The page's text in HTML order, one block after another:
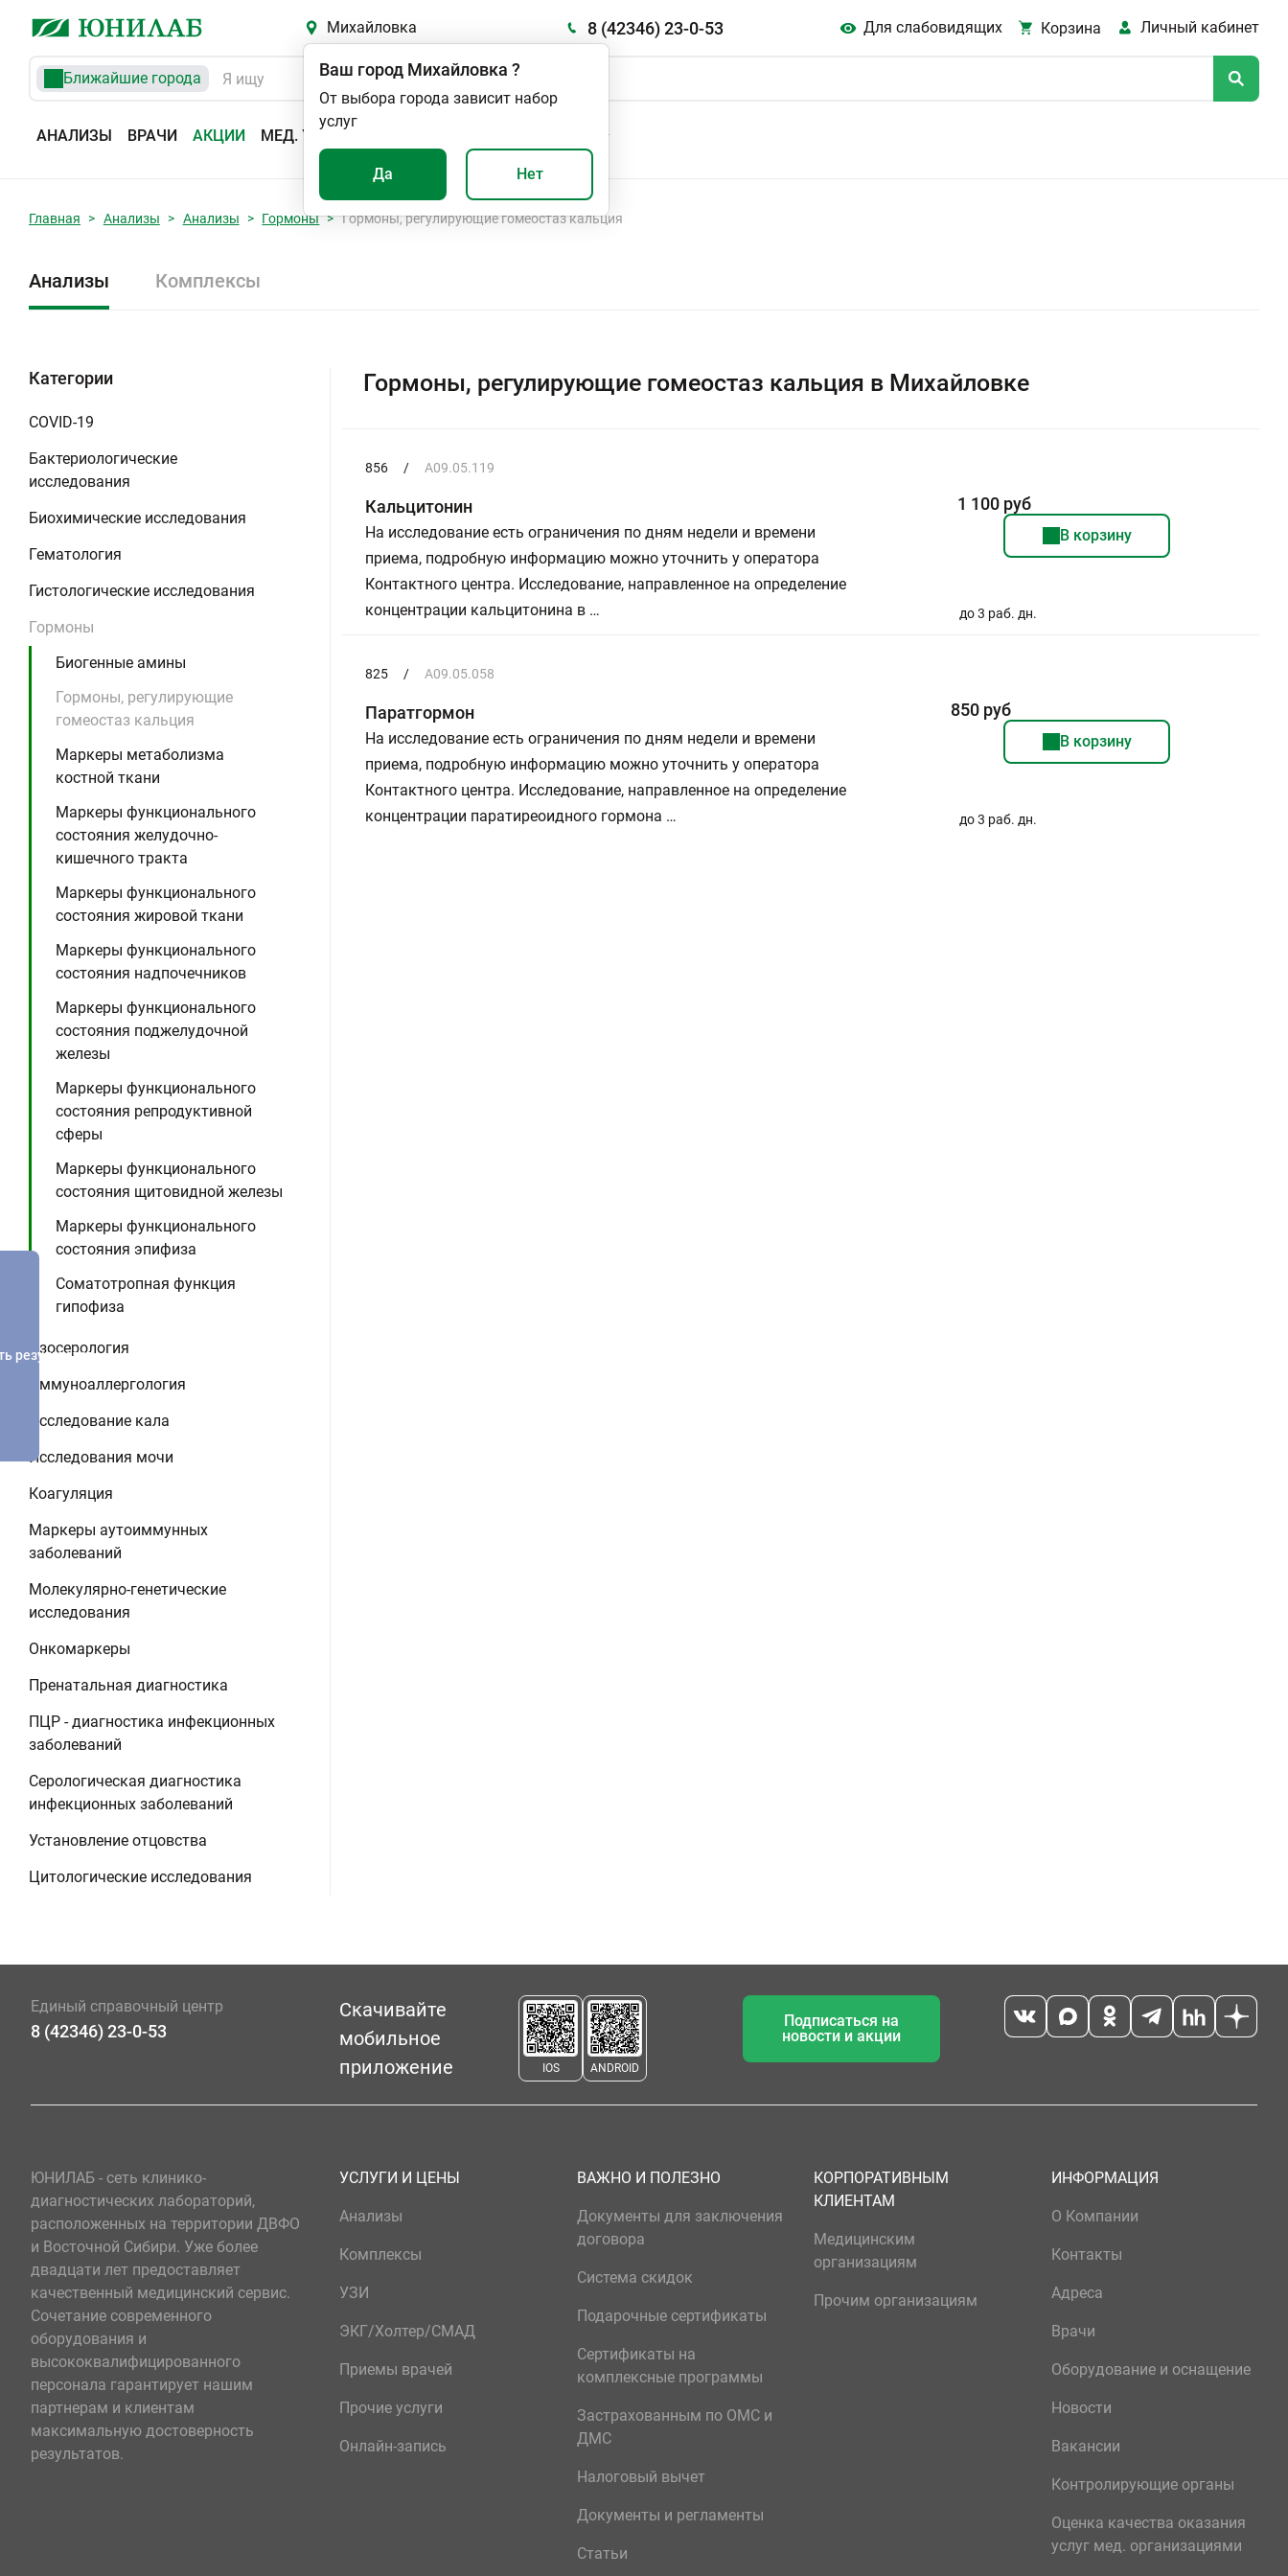
Михайловка 8 (42346) 23-0-53 Для слабовидящих Корзина Личный кабинет
Ближайшие города
АНАЛИЗЫ ВРАЧИ АКЦИИ МЕД. УСЛУГИ
Ваш город Михайловка ?
От выбора города зависит набор
услуг
Да Нет
Главная Анализы Анализы Гормоны Гормоны, регулирующие гомеостаз кальция
Анализы Комплексы
Категории
COVID-19
Бактериологические
исследования
Биохимические исследования
Гематология
Гистологические исследования
Гормоны
Биогенные амины
Гормоны, регулирующие
гомеостаз кальция
Маркеры метаболизма
костной ткани
Маркеры функционального
состояния желудочно-
кишечного тракта
Маркеры функционального
состояния жировой ткани
Маркеры функционального
состояния надпочечников
Маркеры функционального
состояния поджелудочной
железы
Маркеры функционального
состояния репродуктивной
сферы
Маркеры функционального
состояния щитовидной железы
Маркеры функционального
состояния эпифиза
Соматотропная функция
гипофиза
Изосерология
Иммуноаллергология
Исследование кала
Исследования мочи
Коагуляция
Маркеры аутоиммунных
заболеваний
Молекулярно-генетические
исследования
Онкомаркеры
Пренатальная диагностика
ПЦР - диагностика инфекционных
заболеваний
Серологическая диагностика
инфекционных заболеваний
Установление отцовства
Цитологические исследования
Гормоны, регулирующие гомеостаз кальция в Михайловке
856 / A09.05.119
Кальцитонин
На исследование есть ограничения по дням недели и времени
приема, подробную информацию можно уточнить у оператора
Контактного центра. Исследование, направленное на определение
концентрации кальцитонина в …
1 100 руб
В корзину
до 3 раб. дн.
825 / A09.05.058
Паратгормон
На исследование есть ограничения по дням недели и времени
приема, подробную информацию можно уточнить у оператора
Контактного центра. Исследование, направленное на определение
концентрации паратиреоидного гормона …
850 руб
В корзину
до 3 раб. дн.
результатов
Единый справочный центр
8 (42346) 23-0-53
Скачивайте
мобильное
приложение
IOS ANDROID
Подписаться на
новости и акции
ЮНИЛАБ - сеть клинико-
диагностических лабораторий,
расположенных на территории ДВФО
и Восточной Сибири. Уже более
двадцати лет предоставляет
качественный медицинский сервис.
Сочетание современного
оборудования и
высококвалифицированного
персонала гарантирует нашим
партнерам и клиентам
максимальную достоверность
результатов.
УСЛУГИ И ЦЕНЫ
Анализы
Комплексы
УЗИ
ЭКГ/Холтер/СМАД
Приемы врачей
Прочие услуги
Онлайн-запись
ВАЖНО И ПОЛЕЗНО
Документы для заключения
договора
Система скидок
Подарочные сертификаты
Сертификаты на
комплексные программы
Застрахованным по ОМС и
ДМС
Налоговый вычет
Документы и регламенты
Статьи
КОРПОРАТИВНЫМ
КЛИЕНТАМ
Медицинским
организациям
Прочим организациям
ИНФОРМАЦИЯ
О Компании
Контакты
Адреса
Врачи
Оборудование и оснащение
Новости
Вакансии
Контролирующие органы
Оценка качества оказания
услуг мед. организациями